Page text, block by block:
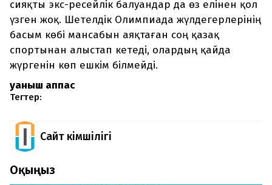
сияқты экс-ресейлік балуандар да өз елінен қол
үзген жоқ. Шетелдік Олимпиада жүлдегерлерінің
басым көбі мансабын аяқтаған соң қазақ
спортынан алыстап кетеді, олардың қайда
жүргенін көп ешкім білмейді.
Қуаныш Қаппас
Тегтер:
Сайт Әкімшілігі
Оқыңыз